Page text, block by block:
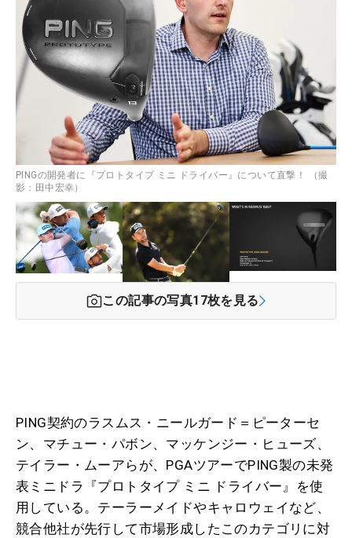
PINGの開発者に『プロトタイプ ミニ ドライバー』について直撃！ （撮
影：田中宏幸）
この記事の写真17枚を見る
PING契約のラスムス・ニールガード＝ピーターセ
ン、マチュー・パボン、マッケンジー・ヒューズ、
テイラー・ムーアらが、PGAツアーでPING製の未発
表ミニドラ『プロトタイプ ミニ ドライバー』を使
用している。テーラーメイドやキャロウェイなど、
競合他社が先行して市場形成したこのカテゴリに対